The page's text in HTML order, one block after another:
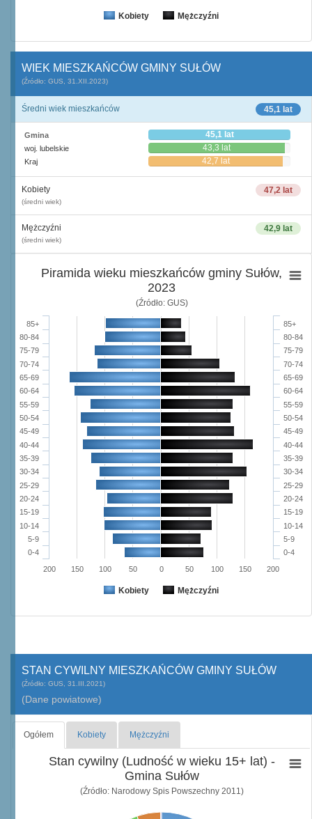
Kobiety Mężczyźni
WIEK MIESZKAŃCÓW GMINY SUŁÓW
(Źródło: GUS, 31.XII.2023)
45,1 lat
Średni wiek mieszkańców
Gmina 45,1 lat
woj. lubelskie 43,3 lat
Kraj 42,7 lat
47,2 lat
Kobiety
(średni wiek)
42,9 lat
Mężczyźni
(średni wiek)
Piramida wieku mieszkańców gminy Sułów,
2023
(Źródło: GUS)
Kobiety Mężczyźni
0-4
5-9
10-14
15-19
20-24
25-29
30-34
35-39
40-44
45-49
50-54
55-59
60-64
65-69
70-74
75-79
80-84
85+
0-4
5-9
10-14
15-19
20-24
25-29
30-34
35-39
40-44
45-49
50-54
55-59
60-64
65-69
70-74
75-79
80-84
85+
200 150 100 50 0 50 100 150 200
STAN CYWILNY MIESZKAŃCÓW GMINY SUŁÓW
(Źródło: GUS, 31.III.2021)
(Dane powiatowe)
Ogółem Kobiety Mężczyźni
Stan cywilny (Ludność w wieku 15+ lat) -
Gmina Sułów
(Źródło: Narodowy Spis Powszechny 2011)